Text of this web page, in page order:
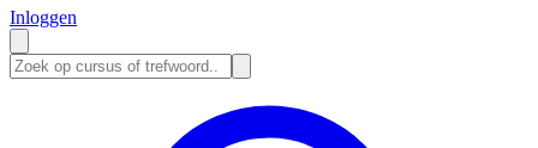
Inloggen